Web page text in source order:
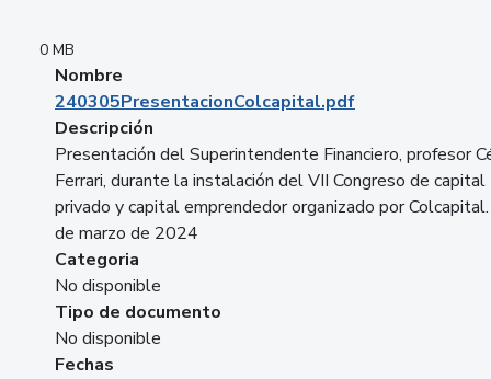
0 MB
Nombre
240305PresentacionColcapital.pdf
Descripción
Presentación del Superintendente Financiero, profesor
Ferrari, durante la instalación del VII Congreso de capital
privado y capital emprendedor organizado por
de marzo de 2024
Categoria
No disponible
Tipo de documento
No disponible
Fechas